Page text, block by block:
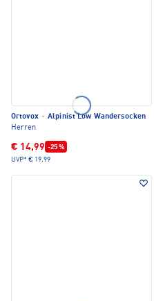
Ortovox · Alpinist Low Wandersocken
Herren
€ 14,99 -25 %
UVP* € 19,99